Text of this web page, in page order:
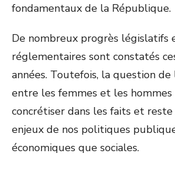
fondamentaux de la République.
De nombreux progrès législatifs
réglementaires sont constatés
années. Toutefois, la question
entre les femmes et les hommes
concrétiser dans les faits et
enjeux de nos politiques
économiques que sociales.